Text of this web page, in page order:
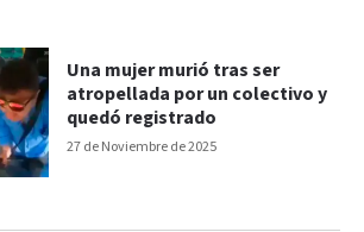
27 de Noviembre de 2025
Una mujer murió tras ser
atropellada por un colectivo y
quedó registrado